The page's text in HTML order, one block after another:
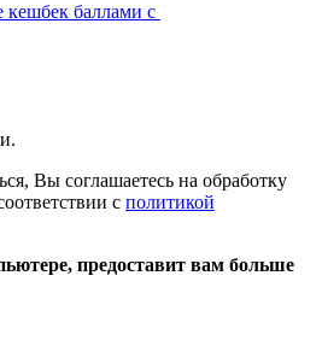
кешбек баллами с
Вы соглашаетесь на обработку
с политикой
предоставит вам больше